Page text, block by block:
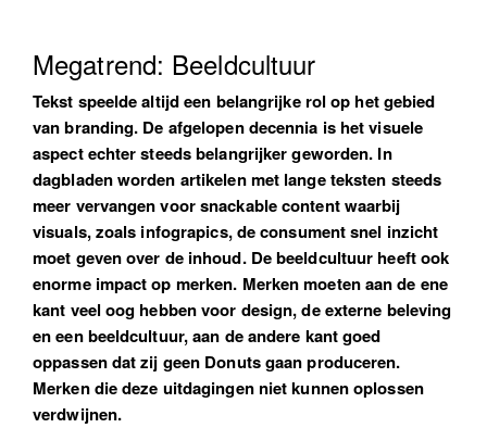
Megatrend: Beeldcultuur
Tekst speelde altijd een belangrijke rol op het gebied
van branding. De afgelopen decennia is het visuele
aspect echter steeds belangrijker geworden. In
dagbladen worden artikelen met lange teksten steeds
meer vervangen voor snackable content waarbij
visuals, zoals infograpics, de consument snel inzicht
moet geven over de inhoud. De beeldcultuur heeft ook
enorme impact op merken. Merken moeten aan de ene
kant veel oog hebben voor design, de externe beleving
en een beeldcultuur, aan de andere kant goed
oppassen dat zij geen Donuts gaan produceren.
Merken die deze uitdagingen niet kunnen oplossen
verdwijnen.